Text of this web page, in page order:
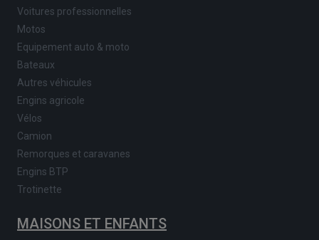
Voitures professionnelles
Motos
Equipement auto & moto
Bateaux
Autres véhicules
Engins agricole
Vélos
Camion
Remorques et caravanes
Engins BTP
Trotinette
MAISONS ET ENFANTS